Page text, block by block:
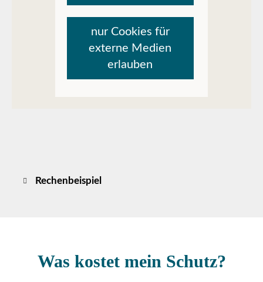
nur Cookies für
externe Medien
erlauben
Rechenbeispiel
Was kostet mein Schutz?